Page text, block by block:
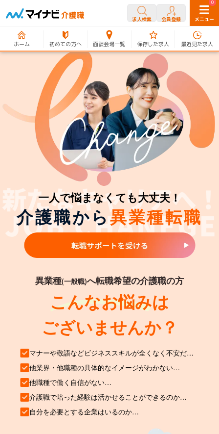
求人検索 会員登録 メニュー
ホーム 初めての方へ 面談会場一覧
0
保存した求人
0
最近見た求人
一人で悩まなくても大丈夫！
介護職から異業種転職
異業種(一般職)へ転職希望の介護職の方
こんなお悩みは
ございませんか？
マナーや敬語などビジネススキルが全くなく不安だ…
他業界・他職種の具体的なイメージがわかない…
他職種で働く自信がない…
介護職で培った経験は活かせることができるのか…
自分を必要とする企業はいるのか…